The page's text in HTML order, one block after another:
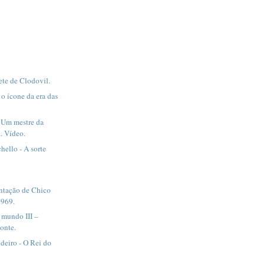
de Clodovil.
ícone da era das
mestre da
Vídeo.
- A sorte
de Chico
III –
- O Rei do